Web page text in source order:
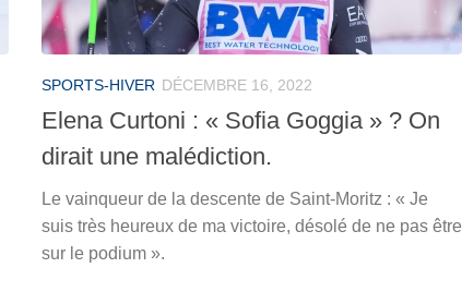
SPORTS-HIVER DÉCEMBRE 16, 2022
Elena Curtoni : « Sofia Goggia » ? On
dirait une malédiction.
Le vainqueur de la descente de Saint-Moritz : « Je
suis très heureux de ma victoire, désolé de ne pas être
sur le podium ».